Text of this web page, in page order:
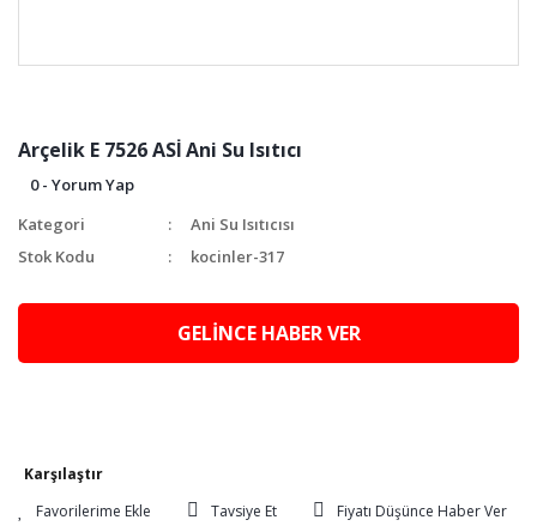
Arçelik E 7526 ASİ Ani Su Isıtıcı
0 - Yorum Yap
Kategori
Ani Su Isıtıcısı
Stok Kodu
kocinler-317
GELİNCE HABER VER
Karşılaştır
Tavsiye Et
Fiyatı Düşünce Haber Ver